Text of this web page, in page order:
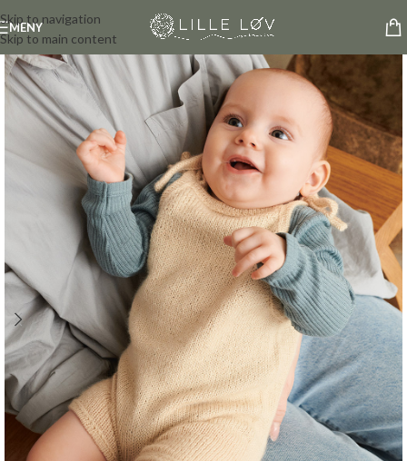
Skip to navigation
Skip to main content
MENY